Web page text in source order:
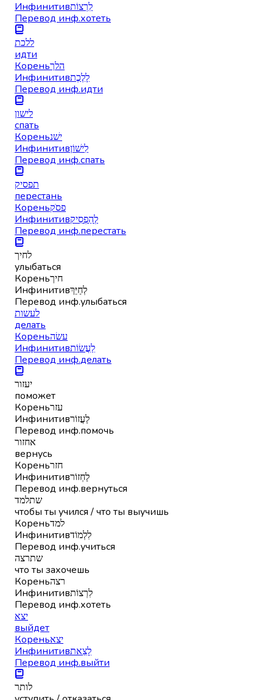
Инфинитивלִרְצוֹת
Перевод инф.хотеть
ללכת
идти
Кореньהלך
Инфинитивלָלֶכֶת
Перевод инф.идти
לישון
спать
Кореньישׁנ
Инфинитивלִישׁוֹן
Перевод инф.спать
תפסיק
перестань
Кореньפסׂק
Инфинитивלְהַפְסִיק
Перевод инф.перестать
לחיך
улыбаться
Кореньחיך
Инфинитивלְחַיֵּךְ
Перевод инф.улыбаться
לעשות
делать
Кореньעשׂה
Инфинитивלַעֲשׂוֹת
Перевод инф.делать
יעזור
поможет
Кореньעזר
Инфинитивלַעֲזוֹר
Перевод инф.помочь
אחזור
вернусь
Кореньחזר
Инфинитивלַחְזוֹר
Перевод инф.вернуться
שתלמד
чтобы ты учился / что ты выучишь
Кореньלמד
Инфинитивלִלְמוֹד
Перевод инф.учиться
שתרצה
что ты захочешь
Кореньרצה
Инфинитивלִרְצוֹת
Перевод инф.хотеть
יצא
выйдет
Кореньיצא
Инфинитивלָצֵאת
Перевод инф.выйти
לותר